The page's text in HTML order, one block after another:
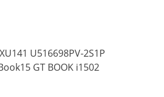
U516698PV-2S1P
GT BOOK i1502